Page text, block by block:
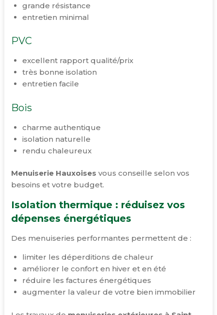
grande résistance
entretien minimal
PVC
excellent rapport qualité/prix
très bonne isolation
entretien facile
Bois
charme authentique
isolation naturelle
rendu chaleureux
Menuiserie Hauxoises vous conseille selon vos
besoins et votre budget.
Isolation thermique : réduisez vos
dépenses énergétiques
Des menuiseries performantes permettent de :
limiter les déperditions de chaleur
améliorer le confort en hiver et en été
réduire les factures énergétiques
augmenter la valeur de votre bien immobilier